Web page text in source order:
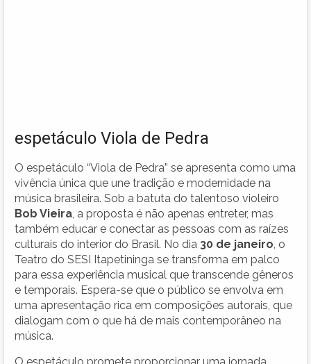
espetáculo Viola de Pedra
O espetáculo “Viola de Pedra” se apresenta como uma
vivência única que une tradição e modernidade na
música brasileira. Sob a batuta do talentoso violeiro
Bob Vieira , a proposta é não apenas entreter, mas
também educar e conectar as pessoas com as raízes
culturais do interior do Brasil. No dia 30 de janeiro , o
Teatro do SESI Itapetininga se transforma em palco
para essa experiência musical que transcende gêneros
e temporais. Espera-se que o público se envolva em
uma apresentação rica em composições autorais, que
dialogam com o que há de mais contemporâneo na
música.
O espetáculo promete proporcionar uma jornada